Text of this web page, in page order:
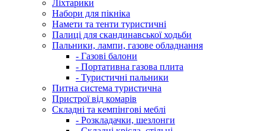
Ліхтарики
Набори для пікніка
Намети та тенти туристичні
Палиці для скандинавської ходьби
Пальники, лампи, газове обладнання
- Газові балони
- Портативна газова плита
- Туристичні пальники
Питна система туристична
Пристрої від комарів
Складні та кемпінгові меблі
- Розкладачки, шезлонги